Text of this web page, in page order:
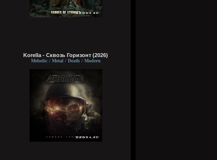
Korella - Сквозь Горизонт (2026)
Melodic / Metal / Death / Modern